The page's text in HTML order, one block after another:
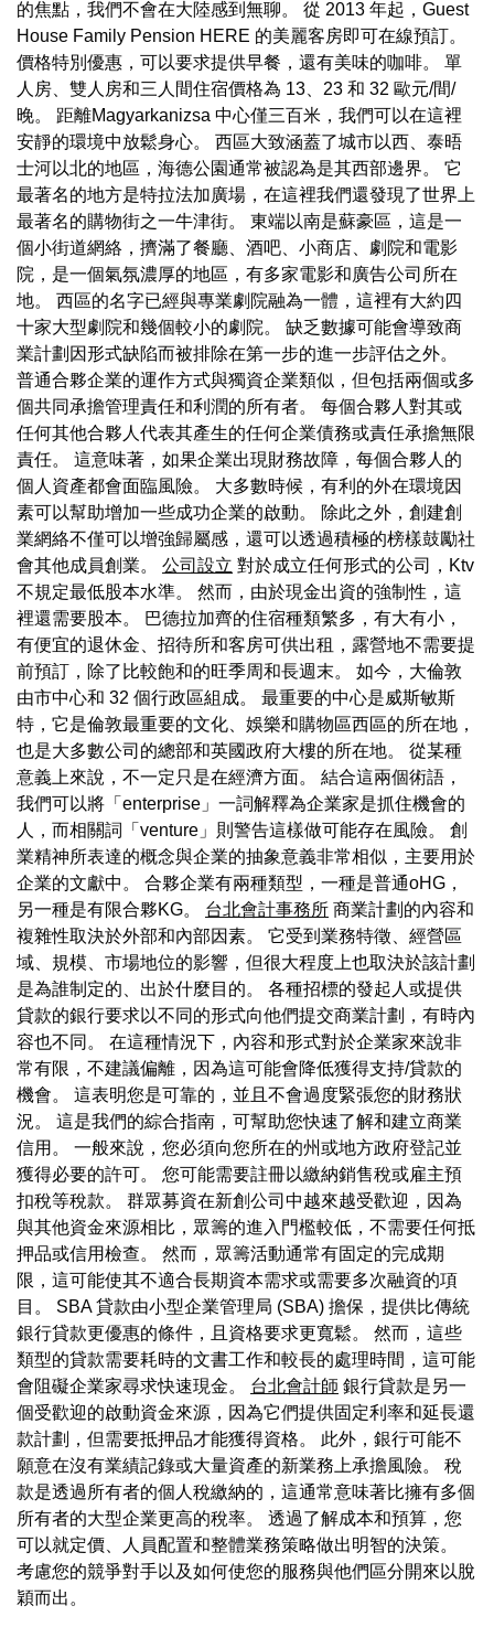
的焦點，我們不會在大陸感到無聊。 從 2013 年起，Guest
House Family Pension HERE 的美麗客房即可在線預訂。
價格特別優惠，可以要求提供早餐，還有美味的咖啡。 單
人房、雙人房和三人間住宿價格為 13、23 和 32 歐元/間/
晚。 距離Magyarkanizsa 中心僅三百米，我們可以在這裡
安靜的環境中放鬆身心。 西區大致涵蓋了城市以西、泰晤
士河以北的地區，海德公園通常被認為是其西部邊界。 它
最著名的地方是特拉法加廣場，在這裡我們還發現了世界上
最著名的購物街之一牛津街。 東端以南是蘇豪區，這是一
個小街道網絡，擠滿了餐廳、酒吧、小商店、劇院和電影
院，是一個氣氛濃厚的地區，有多家電影和廣告公司所在
地。 西區的名字已經與專業劇院融為一體，這裡有大約四
十家大型劇院和幾個較小的劇院。 缺乏數據可能會導致商
業計劃因形式缺陷而被排除在第一步的進一步評估之外。
普通合夥企業的運作方式與獨資企業類似，但包括兩個或多
個共同承擔管理責任和利潤的所有者。 每個合夥人對其或
任何其他合夥人代表其產生的任何企業債務或責任承擔無限
責任。 這意味著，如果企業出現財務故障，每個合夥人的
個人資產都會面臨風險。 大多數時候，有利的外在環境因
素可以幫助增加一些成功企業的啟動。 除此之外，創建創
業網絡不僅可以增強歸屬感，還可以透過積極的榜樣鼓勵社
會其他成員創業。 公司設立 對於成立任何形式的公司，Ktv
不規定最低股本水準。 然而，由於現金出資的強制性，這
裡還需要股本。 巴德拉加齊的住宿種類繁多，有大有小，
有便宜的退休金、招待所和客房可供出租，露營地不需要提
前預訂，除了比較飽和的旺季周和長週末。 如今，大倫敦
由市中心和 32 個行政區組成。 最重要的中心是威斯敏斯
特，它是倫敦最重要的文化、娛樂和購物區西區的所在地，
也是大多數公司的總部和英國政府大樓的所在地。 從某種
意義上來說，不一定只是在經濟方面。 結合這兩個術語，
我們可以將「enterprise」一詞解釋為企業家是抓住機會的
人，而相關詞「venture」則警告這樣做可能存在風險。 創
業精神所表達的概念與企業的抽象意義非常相似，主要用於
企業的文獻中。 合夥企業有兩種類型，一種是普通oHG，
另一種是有限合夥KG。 台北會計事務所 商業計劃的內容和
複雜性取決於外部和內部因素。 它受到業務特徵、經營區
域、規模、市場地位的影響，但很大程度上也取決於該計劃
是為誰制定的、出於什麼目的。 各種招標的發起人或提供
貸款的銀行要求以不同的形式向他們提交商業計劃，有時內
容也不同。 在這種情況下，內容和形式對於企業家來說非
常有限，不建議偏離，因為這可能會降低獲得支持/貸款的
機會。 這表明您是可靠的，並且不會過度緊張您的財務狀
況。 這是我們的綜合指南，可幫助您快速了解和建立商業
信用。 一般來說，您必須向您所在的州或地方政府登記並
獲得必要的許可。 您可能需要註冊以繳納銷售稅或雇主預
扣稅等稅款。 群眾募資在新創公司中越來越受歡迎，因為
與其他資金來源相比，眾籌的進入門檻較低，不需要任何抵
押品或信用檢查。 然而，眾籌活動通常有固定的完成期
限，這可能使其不適合長期資本需求或需要多次融資的項
目。 SBA 貸款由小型企業管理局 (SBA) 擔保，提供比傳統
銀行貸款更優惠的條件，且資格要求更寬鬆。 然而，這些
類型的貸款需要耗時的文書工作和較長的處理時間，這可能
會阻礙企業家尋求快速現金。 台北會計師 銀行貸款是另一
個受歡迎的啟動資金來源，因為它們提供固定利率和延長還
款計劃，但需要抵押品才能獲得資格。 此外，銀行可能不
願意在沒有業績記錄或大量資產的新業務上承擔風險。 稅
款是透過所有者的個人稅繳納的，這通常意味著比擁有多個
所有者的大型企業更高的稅率。 透過了解成本和預算，您
可以就定價、人員配置和整體業務策略做出明智的決策。
考慮您的競爭對手以及如何使您的服務與他們區分開來以脫
穎而出。